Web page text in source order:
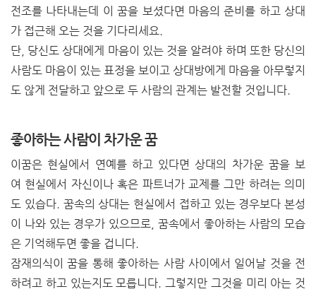
전조를 나타내는데 이 꿈을 보셨다면 마음의 준비를 하고 상대
가 접근해 오는 것을 기다리세요.
단, 당신도 상대에게 마음이 있는 것을 알려야 하며 또한 당신의
사람도 마음이 있는 표정을 보이고 상대방에게 마음을 아무렇지
도 않게 전달하고 앞으로 두 사람의 관계는 발전할 것입니다.
좋아하는 사람이 차가운 꿈
이꿈은 현실에서 연예를 하고 있다면 상대의 차가운 꿈을 보
여 현실에서 자신이나 혹은 파트너가 교제를 그만 하려는 의미
도 있습다. 꿈속의 상대는 현실에서 접하고 있는 경우보다 본성
이 나와 있는 경우가 있으므로, 꿈속에서 좋아하는 사람의 모습
은 기억해두면 좋을 겁니다.
잠재의식이 꿈을 통해 좋아하는 사람 사이에서 일어날 것을 전
하려고 하고 있는지도 모릅니다. 그렇지만 그것을 미리 아는 것